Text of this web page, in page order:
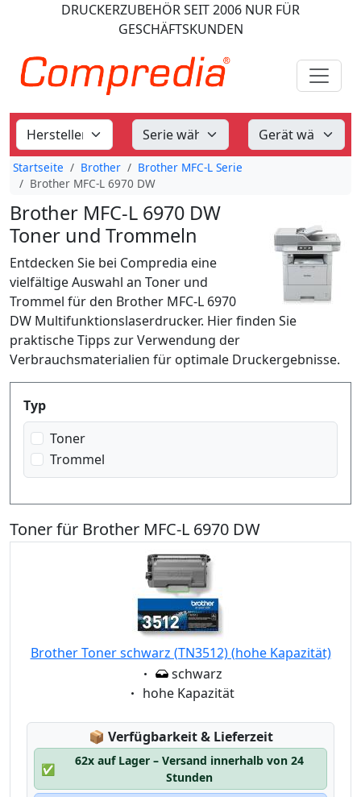
DRUCKERZUBEHÖRSEIT 2006 NUR FÜR
GESCHÄFTSKUNDEN
Startseite Brother
Brother MFC-L Serie
Brother MFC-L 6970 DW
Brother MFC-L 6970 DW
Toner und Trommeln
Entdecken Sie bei Compredia eine
vielfältige Auswahl an Toner und
Trommel für den Brother MFC-L 6970
DW Multifunktionslaserdrucker. Hier finden Sie
praktische Tipps zur Verwendung der
Verbrauchsmaterialien für optimale Druckergebnisse.
Produktfilter
Typ
Toner
Trommel
Toner für Brother MFC-L 6970 DW
Brother Toner schwarz (TN3512) (hohe Kapazität)
Eigenschaft:
schwarz
Eigenschaft:
hohe Kapazität
📦 Lagerstatus:
Verfügbarkeit & Lieferzeit
✅
62x auf Lager – Versand innerhalb von 24
Stunden